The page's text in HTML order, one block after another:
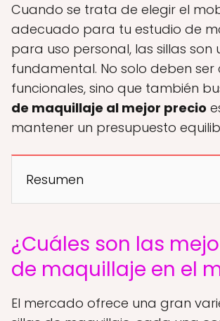
Cuando se trata de elegir el
adecuado para tu estudio de
para uso personal, las sillas son
fundamental. No solo deben
funcionales, sino que también
de maquillaje al mejor precio
mantener un presupuesto
Resumen
¿Cuáles son las
de maquillaje en el
El mercado ofrece una gran